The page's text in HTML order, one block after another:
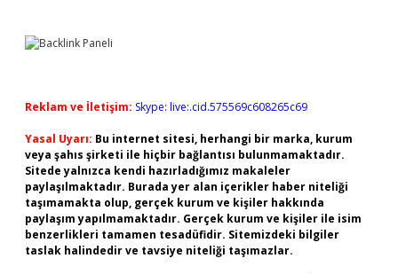
Reklam ve İletişim: Skype: live:.cid.575569c608265c69
Yasal Uyarı: Bu internet sitesi, herhangi bir marka, kurum
veya şahıs şirketi ile hiçbir bağlantısı bulunmamaktadır.
Sitede yalnızca kendi hazırladığımız makaleler
paylaşılmaktadır. Burada yer alan içerikler haber niteliği
taşımamakta olup, gerçek kurum ve kişiler hakkında
paylaşım yapılmamaktadır. Gerçek kurum ve kişiler ile isim
benzerlikleri tamamen tesadüfidir. Sitemizdeki bilgiler
taslak halindedir ve tavsiye niteliği taşımazlar.